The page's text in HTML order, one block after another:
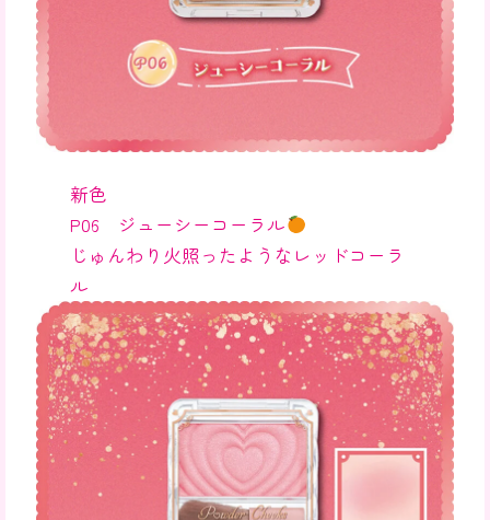
新色
P06 ジューシーコーラル
じゅんわり火照ったようなレッドコーラ
ル